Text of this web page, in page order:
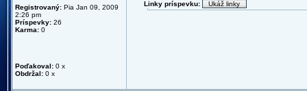
Registrovaný: Pia Jan 09, 2009
2:26 pm
Príspevky: 26
Karma: 0
Poďakoval: 0 x
Obdržal: 0 x
Linky príspevku: